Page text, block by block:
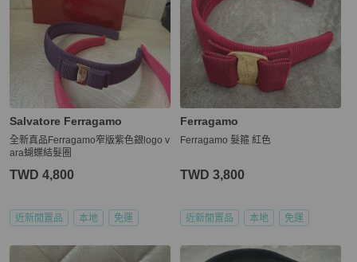
Salvatore Ferragamo
全新真品Ferragamo窄版紫色銀logo v
ara蝴蝶結髮圈
TWD 4,800
近新閒置品 本地 免運
Ferragamo
Ferragamo 髮箍 紅色
TWD 3,800
近新閒置品 本地 免運